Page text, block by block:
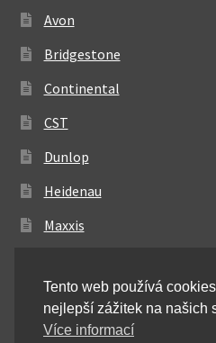
Avon
Bridgestone
Continental
CST
Dunlop
Heidenau
Maxxis
Michelin
Mitas
Tento web používá
nejlepší zážitek na našich
Více informací